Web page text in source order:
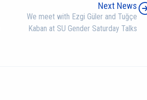
Next News
We meet with Ezgi Güler and Tuğçe
Kaban at SU Gender Saturday Talks